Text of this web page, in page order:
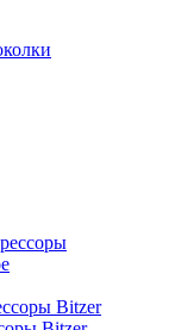
Bitzer